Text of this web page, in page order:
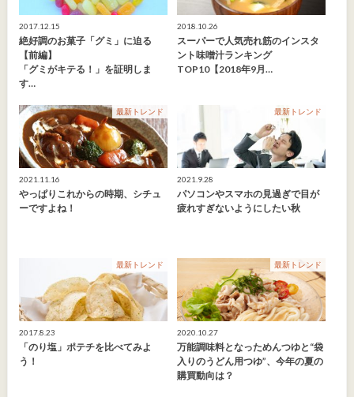
2017.12.15
絶好調のお菓子「グミ」に迫る
【前編】
「グミがキテる！」を証明しま
す…
2018.10.26
スーパーで人気売れ筋のインスタ
ント味噌汁ランキング
TOP10【2018年9月…
最新トレンド
2021.11.16
やっぱりこれからの時期、シチュ
ーですよね！
最新トレンド
2021.9.28
パソコンやスマホの見過ぎで目が
疲れすぎないようにしたい秋
最新トレンド
2017.8.23
「のり塩」ポテチを比べてみよ
う！
最新トレンド
2020.10.27
万能調味料となっためんつゆと“袋
入りのうどん用つゆ”、今年の夏の
購買動向は？